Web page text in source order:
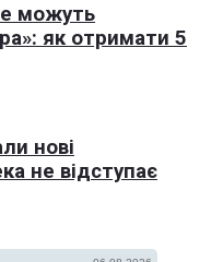
можуть
як отримати 5
нові
не відступає